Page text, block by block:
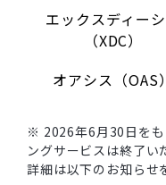
エックスディー
（XDC）
オアシス（OAS）
※ 2026年6月30日をも
ングサービスは終了い
詳細は以下のお知らせ